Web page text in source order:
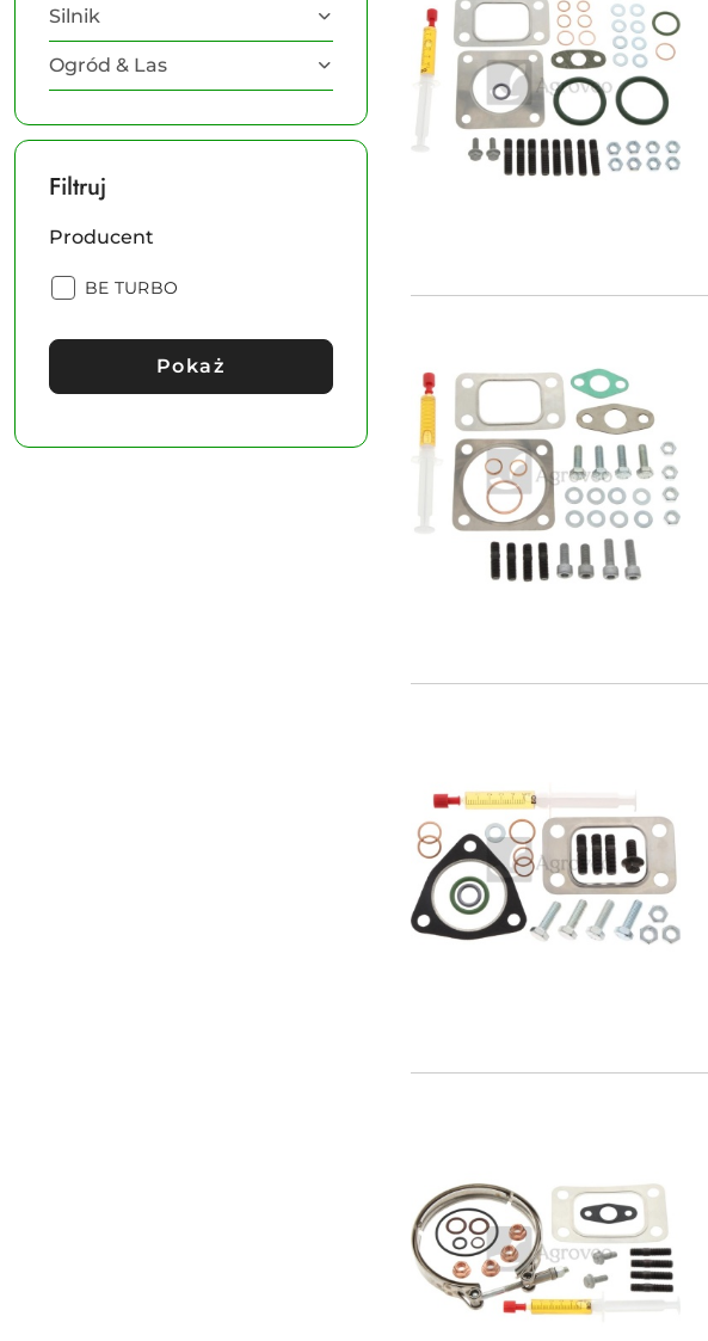
Silnik
Ogród & Las
Filtruj
Producent
Producent:
BE TURBO
Pokaż